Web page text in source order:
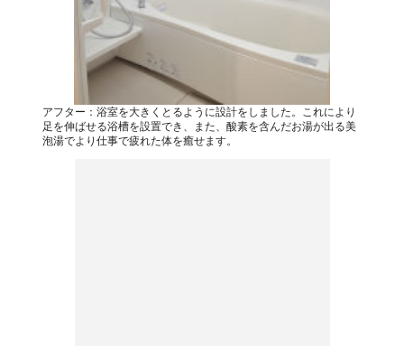
アフター：浴室を大きくとるように設計をしました。これにより
足を伸ばせる浴槽を設置でき、また、酸素を含んだお湯が出る美
泡湯でより仕事で疲れた体を癒せます。